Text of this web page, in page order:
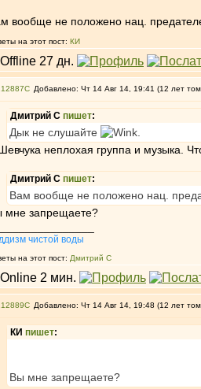
вообще не положено нац.
на этот пост: КИ
Добавлено: Чт 14 Авг 14, 19:41 (12 лет
Дмитрий С пишет:
Дык не слушайте
неплохая группа и музыка.
Дмитрий С пишет:
Вам вообще не положено нац.
мне запрещаете?
чистой воды
на этот пост: Дмитрий С
Добавлено: Чт 14 Авг 14, 19:48 (12 лет
КИ пишет:
Вы мне запрещаете?